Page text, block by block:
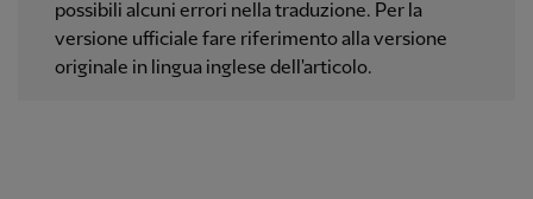
possibili alcuni errori nella traduzione. Per la
versione ufficiale fare riferimento alla versione
originale in lingua inglese dell'articolo.